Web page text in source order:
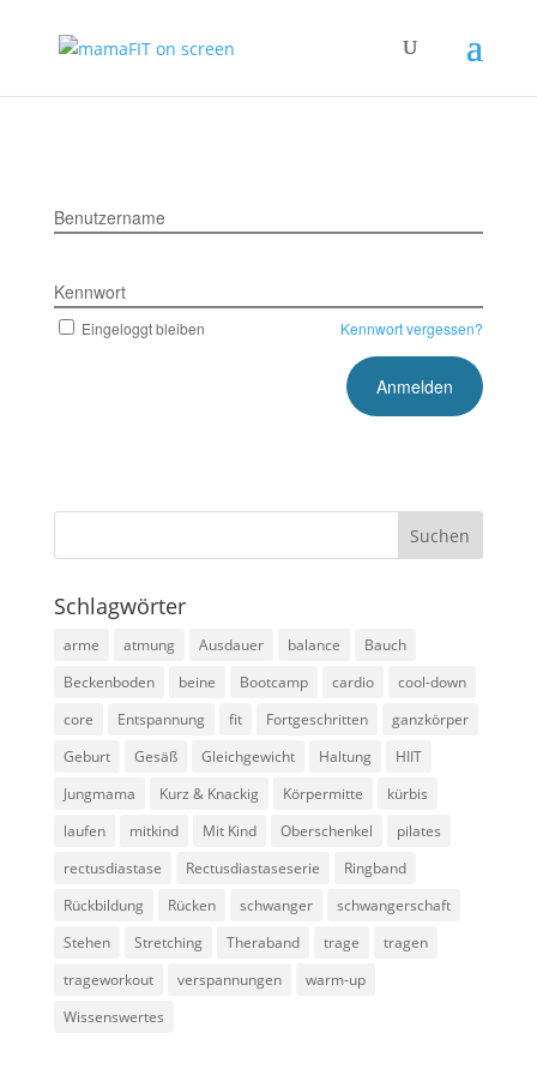
Benutzername
Kennwort
Eingeloggt bleiben Kennwort vergessen?
Schlagwörter
arme atmung Ausdauer balance
Bauch
Beckenboden
beine Bootcamp cardio
cool-down
core
Entspannung fit Fortgeschritten
ganzkörper
Geburt
Gesäß Gleichgewicht Haltung
HIIT
Jungmama
Kurz & Knackig Körpermitte
kürbis
laufen
mitkind Mit Kind Oberschenkel
pilates
rectusdiastase
Rectusdiastaseserie
Ringband
Rückbildung
Rücken schwanger
schwangerschaft
Stehen
Stretching Theraband trage
tragen
trageworkout
verspannungen
warm-up
Wissenswertes